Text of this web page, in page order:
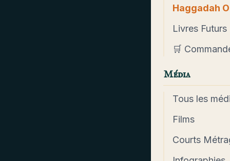
Haggadah
Livres Futurs
🛒
Média
Tous les
Films
Courts